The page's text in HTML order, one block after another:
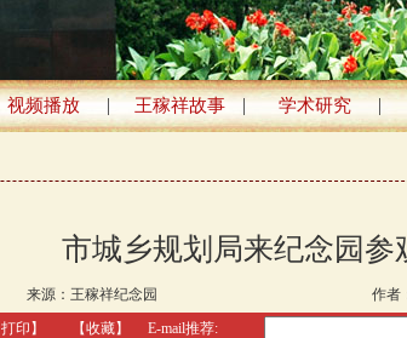
视频播放 | 王稼祥故事 | 学术研究 |
市城乡规划局来纪念园参
来源： 王稼祥纪念园 作者
打印 】 【收藏】 E-mail推荐: